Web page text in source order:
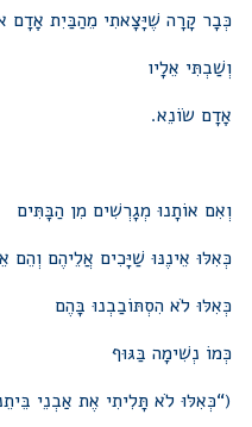
כְּבָר קָרָה שֶׁיָּצָאתִי מֵהַבַּיִת אָדָם
וְשַׁבְתִּי אֵלָיו
אָדָם שׂוֹנֵא.
וְאִם אוֹתָנוּ מְגָרְשִׁים מִן הַבָּתִּים
כְּאִלּוּ אֵינֶנּוּ שַׁיָּכִים אֲלֵיהֶם וְהֵם
כְּאִלּוּ לֹא הִסְתּוֹבַבְנוּ בָּהֶם
כְּמוֹ נְשִׁימָה בַּגּוּף
(“כְּאִלּוּ לֹא תָּלִיתִי אֶת אַבְנֵי